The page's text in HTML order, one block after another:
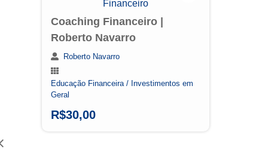
Coaching Financeiro |
Roberto Navarro
Roberto Navarro
Educação Financeira / Investimentos em
Geral
R$30,00